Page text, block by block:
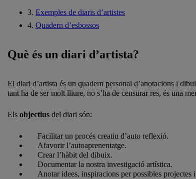
3. Exemples de diaris d’artistes
4. Quadern d’esbossos
Què és un diari d’artista?
El diari d’artista és un quadern personal d’anotacions i
tant ha de ser molt lliure, no s’ha de censurar res, és una
Els objectius del diari són:
Facilitar un procés creatiu d’auto reflexió.
Afavorir l’autoaprenentatge.
Crear l’hàbit del dibuix.
Documentar la nostra investigació artística.
Anotar idees, inspiracions per possibles projectes i